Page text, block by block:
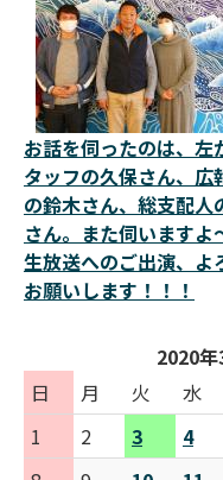
お話を伺ったのは、左
タッフの久保さん、広
の鈴木さん、総支配人
さん。また伺います
生放送へのご出演、よ
お願いします！！！
2020年
日
月 火 水
1
2 3 4